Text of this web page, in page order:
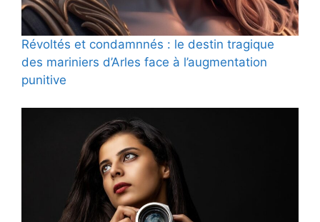
Révoltés et condamnnés : le destin tragique
des mariniers d’Arles face à l’augmentation
punitive